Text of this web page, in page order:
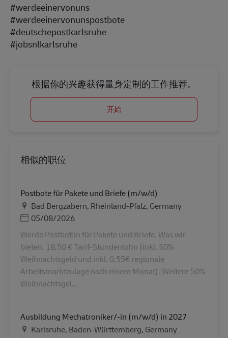
#werdeeinervonuns
#werdeeinervonunspostbote
#deutschepostkarlsruhe
#jobsnlkarlsruhe
根据你的兴趣获得量身定制的工作推荐。
开始
相似的职位
Postbote für Pakete und Briefe (m/w/d)
地点Bad Bergzabern, Rheinland-Pfalz, Germany
Posted Date
05/08/2026
Werde Postbot:in für Pakete und Briefe. Was wir
bieten. 18,50 € Tarif-Stundenlohn (inkl. 50%
Weihnachtsgeld und inkl. 0,55€ regionale
Arbeitsmarktzulage nach einem Monat). Weitere 50%
Weihnachtsgel...
Ausbildung Mechatroniker/-in (m/w/d) in 2027
地点Karlsruhe, Baden-Württemberg, Germany